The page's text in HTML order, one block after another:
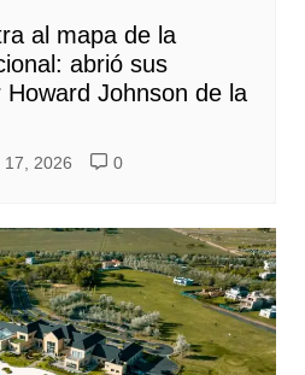
al mapa de la
abrió sus
Johnson de la
17, 2026 0